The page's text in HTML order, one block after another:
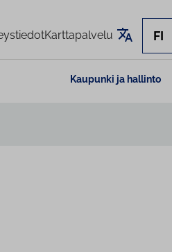
Karttapalvelu Käännä
FI
Kaupunki ja hallinto